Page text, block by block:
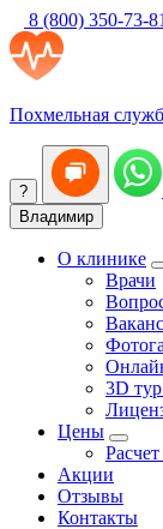
8 (800) 350-73-81
Похмельная
?
Владимир
О клинике
Врачи
3D
Цены
Акции
Отзывы
Контакты